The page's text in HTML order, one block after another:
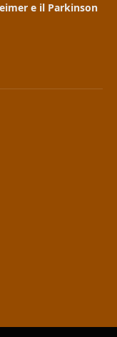
e il Parkinson